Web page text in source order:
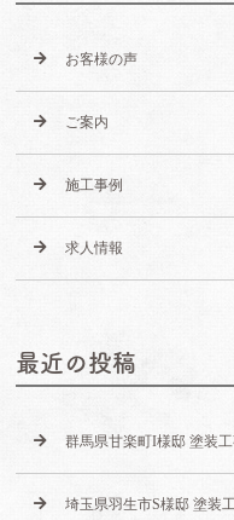
お客様の声
ご案内
施工事例
求人情報
最近の投稿
群馬県甘楽町I様邸 塗装
埼玉県羽生市S様邸 塗装